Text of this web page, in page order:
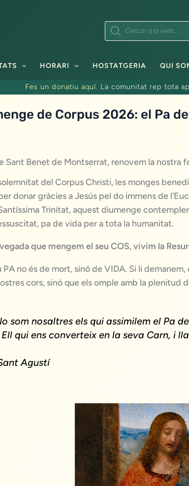
Products
search
HORARI HOSTATGERIA QUI
Fes un donatiu aquí. La comunitat rep tota
de Corpus 2026: el Pa
Sant Benet de Montserrat, renovem la nostra
del Corpus Christi, les monges
donar gràcies a Jesús pel do immens de
Trinitat, aquest diumenge
pa de vida per a tota la humanitat.
que mengem el seu COS, vivim la
PA no és de mort, sinó de VIDA. Si li
cors, sinó que els omple amb la plenitud
som nosaltres els qui assimilem el Pa
Ell qui ens converteix en la seva Carn, i
Agustí